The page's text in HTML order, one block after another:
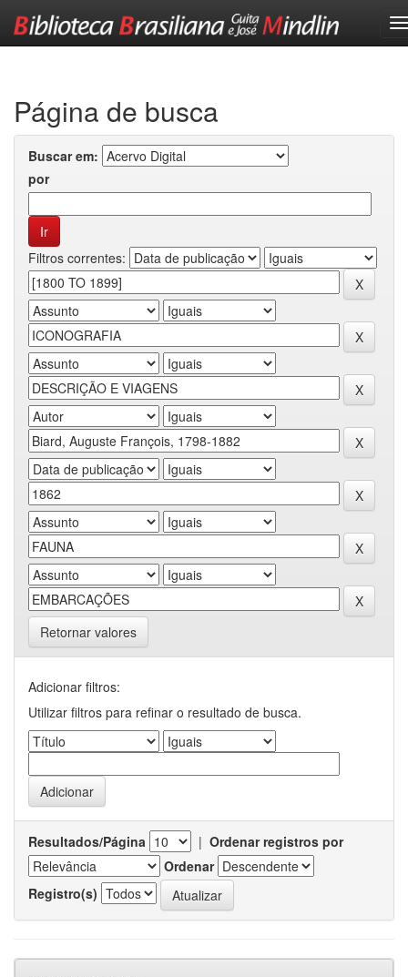
Página de busca
Buscar em:
por
Filtros correntes:
Retornar valores
Adicionar filtros:
Utilizar filtros para refinar o resultado de busca.
Resultados/Página | Ordenar registros por
Ordenar
Registro(s)